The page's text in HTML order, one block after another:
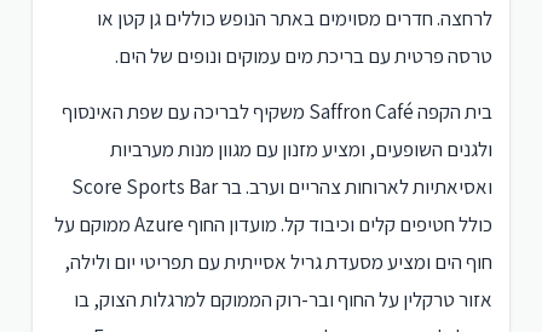
לרחצה. חדרים מסוימים באתר הנופש כוללים גן קטן או
טרסה פרטית עם בריכת מים עמוקים ונופים של הים.
בית הקפה Saffron Café משקיף לבריכה עם שפת האינסוף
ולגנים השופעים, ומציע מזנון עם מגוון מנות מערביות
ואסיאתיות לארוחות צהריים וערב. בר Score Sports Bar
כולל חטיפים קלים וכיבוד קל. מועדון החוף Azure ממוקם על
חוף הים ומציע מסעדת גריל אסייתית עם תפריטי יום ולילה,
אזור טרקלין על החוף ובר-רוק הממוקם למרגלות הצוק, בו